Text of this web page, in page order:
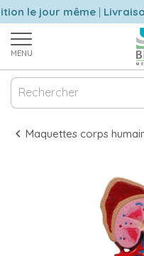
le jour même|
MENU
Maquettes corps